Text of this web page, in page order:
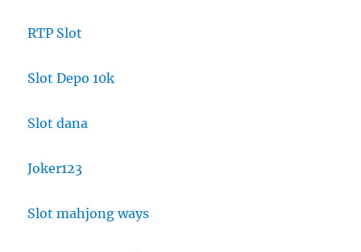
RTP Slot
Slot Depo 10k
Slot dana
Joker123
Slot mahjong ways